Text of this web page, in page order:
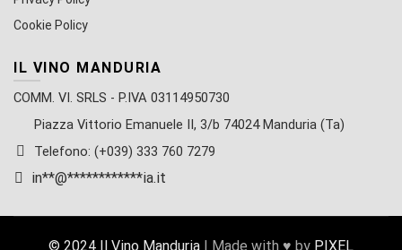
Cookie Policy
IL VINO MANDURIA
COMM. VI. SRLS - P.IVA 03114950730
Piazza Vittorio Emanuele II, 3/b 74024 Manduria (Ta)
Telefono: (+039) 333 760 7279
in**@************ia.it
© 2024 Il Vino Manduria | Made with ♥ by PIXEL